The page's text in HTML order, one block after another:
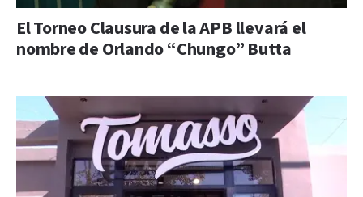
El Torneo Clausura de la APB llevará el
nombre de Orlando “Chungo” Butta